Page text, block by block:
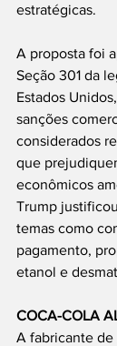
estratégicas.
A proposta foi
Seção 301 da
Estados
sanções
considerados
que
econômicos
Trump
temas como
pagamento,
etanol e
COCA-COLA
A fabricante